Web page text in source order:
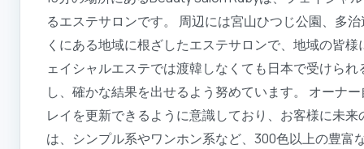
るエステサロンです。 周辺には宮山ひつじ公園、多
くにある地域に根ざしたエステサロンで、地域の皆
ェイシャルエステでは渡韓しなくても日本で受けら
し、確かな結果を出せるよう努めています。 オーナ
レイを更新できるように意識しており、お客様に未
は、シンプル系やワンホン系など、300色以上の豊